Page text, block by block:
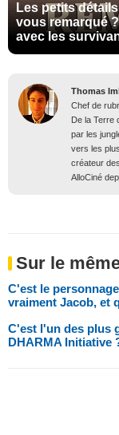
Les petits
vous remarqué
avec les
Thomas
Chef de
De la Terre
par les
vers les
créateur
AlloCiné
Sur le
C'est le
vraiment Jacob, et
C'est l'un des plus
DHARMA Initiative